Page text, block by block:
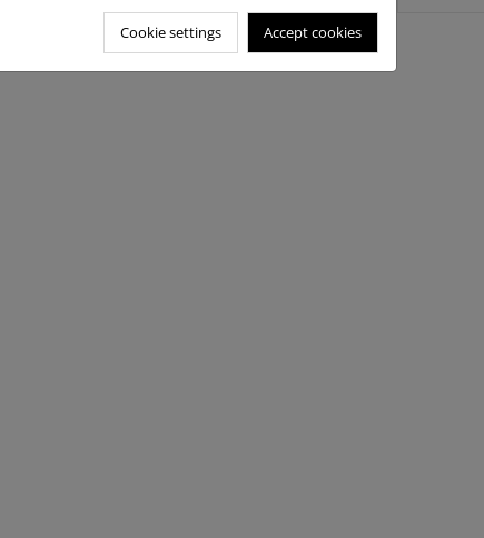
Cookie settings Accept cookies